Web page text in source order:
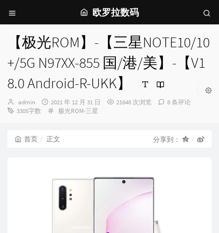
欧罗拉数码
【极光ROM】-【三星NOTE10/10
+/5G N97XX-855 国/港/美】-【V1
8.0 Android-R-UKK】
博
主：
admin
发
布
2021 年 12 月 31 日 21648 次浏览
8 条评论
3305字数
分
极光ROM-三星
首页 正文 分享到：